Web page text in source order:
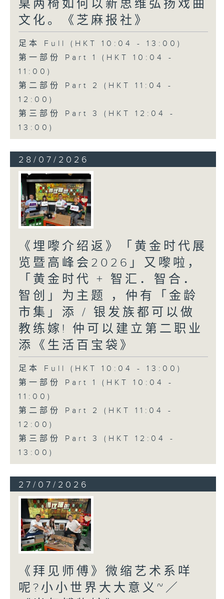
桌两椅如何以新思维弘扬戏曲
文化。《芝麻报社》
足本 Full (HKT 10:04 - 13:00)
第一部份 Part 1 (HKT 10:04 -
11:00)
第二部份 Part 2 (HKT 11:04 -
12:00)
第三部份 Part 3 (HKT 12:04 -
13:00)
28/07/2026
《埋嚟介绍返》「黄金时代展
览暨高峰会2026」又嚟啦，
「黄金时代 + 智汇．智合．
智创」为主题 ，仲有「金龄
市集」添 / 银发族都可以做
教练嫁! 仲可以建立第二职业
添《生活百宝袋》
足本 Full (HKT 10:04 - 13:00)
第一部份 Part 1 (HKT 10:04 -
11:00)
第二部份 Part 2 (HKT 11:04 -
12:00)
第三部份 Part 3 (HKT 12:04 -
13:00)
27/07/2026
《拜见师傅》微缩艺术系咩
呢?小小世界大大意义~／